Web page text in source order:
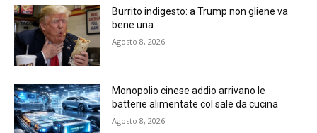
Burrito indigesto: a Trump non gliene va
bene una
Agosto 8, 2026
Monopolio cinese addio arrivano le
batterie alimentate col sale da cucina
Agosto 8, 2026